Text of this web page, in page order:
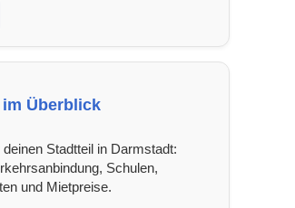
Überblick
Stadtteil in Darmstadt:
Schulen,
und Mietpreise.